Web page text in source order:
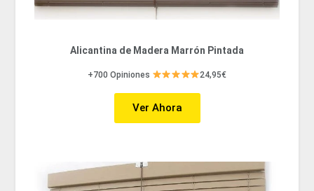
Alicantina de Madera Marrón Pintada
+700 Opiniones 24,95€
Ver Ahora